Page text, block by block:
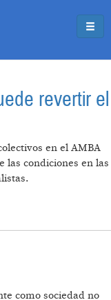
revertir el
en el AMBA
las condiciones en las
como sociedad no